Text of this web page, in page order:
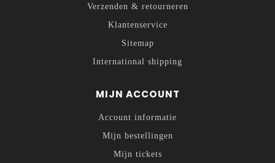
Verzenden & retourneren
Klantenservice
Sitemap
International shipping
MIJN ACCOUNT
Account informatie
Mijn bestellingen
Mijn tickets